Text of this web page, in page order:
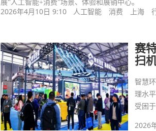
展“人工智能+消费”场景、体验和展销中心。
2026年4月10日 9:10 人工智能 消费 上海
赛
扫
智慧
理水
受困
2026